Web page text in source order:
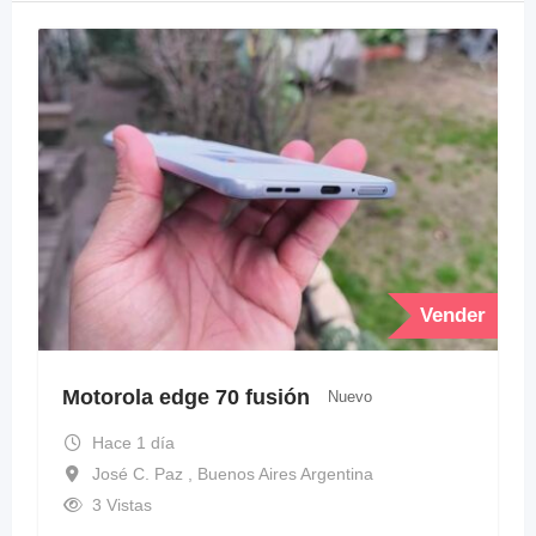
Vender
Motorola edge 70 fusión Nuevo
Hace 1 día
José C. Paz , Buenos Aires Argentina
3 Vistas